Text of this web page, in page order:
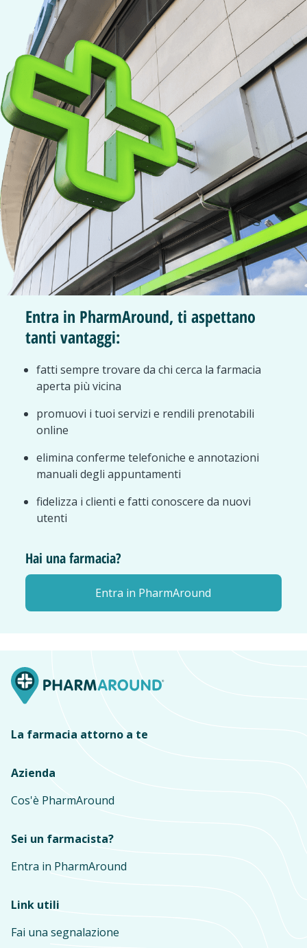
Entra in PharmAround, ti aspettano
tanti vantaggi:
fatti sempre trovare da chi cerca la farmacia
aperta più vicina
promuovi i tuoi servizi e rendili prenotabili
online
elimina conferme telefoniche e annotazioni
manuali degli appuntamenti
fidelizza i clienti e fatti conoscere da nuovi
utenti
Hai una farmacia?
Entra in PharmAround
La farmacia attorno a te
Azienda
Cos'è PharmAround
Sei un farmacista?
Entra in PharmAround
Link utili
Fai una segnalazione